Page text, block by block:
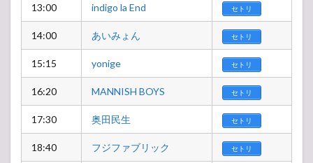
13:00 indigo la End セトリ
14:00 あいみょん セトリ
15:15 yonige セトリ
16:20 MANNISH BOYS セトリ
17:30 奥田民生 セトリ
18:40 フジファブリック セトリ